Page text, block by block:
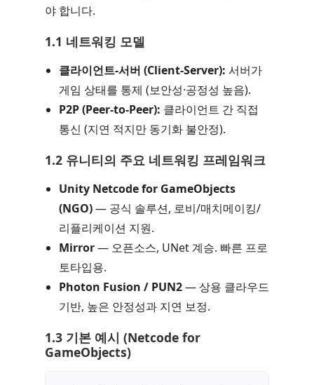
야 합니다.
1.1 네트워킹 모델
클라이언트-서버 (Client-Server): 서버가
게임 상태를 통제 (보안성·공정성 높음).
P2P (Peer-to-Peer): 클라이언트 간 직접
통신 (지연 적지만 동기화 불안정).
1.2 유니티의 주요 네트워킹 프레임워크
Unity Netcode for GameObjects
(NGO)— 공식 솔루션, 로비/매치메이킹/
리플리케이션 지원.
Mirror— 오픈소스, UNet 계승. 빠른 프로
토타입용.
Photon Fusion / PUN2— 상용 클라우드
기반, 높은 안정성과 지연 보정.
1.3 기본 예시 (Netcode for
GameObjects)